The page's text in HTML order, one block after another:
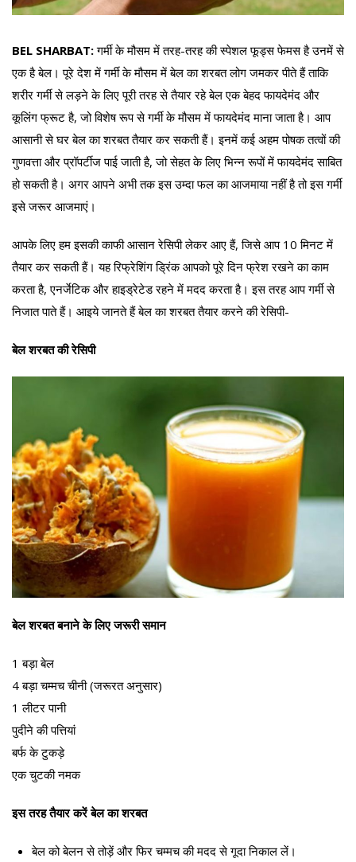
BEL SHARBAT:गर्मी के मौसम में तरह-तरह की स्पेशल फूड्स फेमस है उनमें से
एक है बेल। पूरे देश में गर्मी के मौसम में बेल का शरबत लोग जमकर पीते हैं ताकि
शरीर गर्मी से लड़ने के लिए पूरी तरह से तैयार रहे बेल एक बेहद फायदेमंद और
कूलिंग फ्रूट है, जो विशेष रूप से गर्मी के मौसम में फायदेमंद माना जाता है। आप
आसानी से घर बेल का शरबत तैयार कर सकती हैं। इनमें कई अहम पोषक तत्वों की
गुणवत्ता और प्रॉपर्टीज पाई जाती है, जो सेहत के लिए भिन्न रूपों में फायदेमंद साबित
हो सकती है। अगर आपने अभी तक इस उम्दा फल का आजमाया नहीं है तो इस गर्मी
इसे जरूर आजमाएं।
आपके लिए हम इसकी काफी आसान रेसिपी लेकर आए हैं, जिसे आप 10 मिनट में
तैयार कर सकती हैं। यह रिफ्रेशिंग ड्रिंक आपको पूरे दिन फ्रेश रखने का काम
करता है, एनर्जेटिक और हाइड्रेटेड रहने में मदद करता है। इस तरह आप गर्मी से
निजात पाते हैं। आइये जानते हैं बेल का शरबत तैयार करने की रेसिपी-
बेल शरबत की रेसिपी
बेल शरबत बनाने के लिए जरूरी समान
1 बड़ा बेल
4 बड़ा चम्मच चीनी (जरूरत अनुसार)
1 लीटर पानी
पुदीने की पत्तियां
बर्फ के टुकड़े
एक चुटकी नमक
इस तरह तैयार करें बेल का शरबत
बेल को बेलन से तोड़ें और फिर चम्मच की मदद से गूदा निकाल लें।